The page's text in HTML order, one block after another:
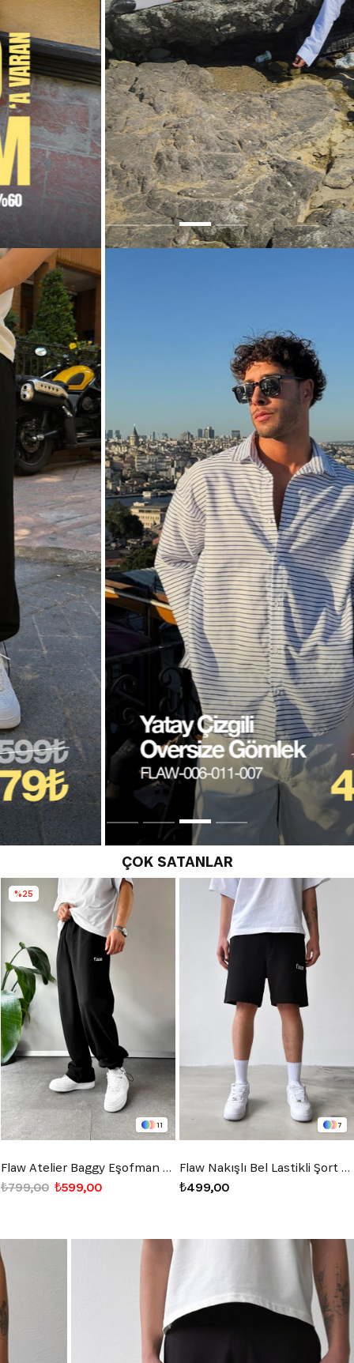
ÇOK SATANLAR
7
Flaw Nakışlı Bel Lastikli Şort Siyah
₺499,00
1
Timeless Bel Lastikli Kumaş Pantolon Siyah
₺699,00
%20